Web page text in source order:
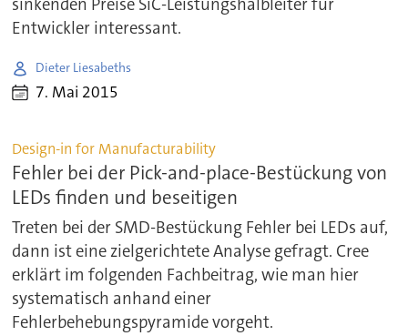
Entwickler interessant.
Dieter Liesabeths
7. Mai 2015
Design-in for Manufacturability
Fehler bei der Pick-and-place-Bestückung von
LEDs finden und beseitigen
Treten bei der SMD-Bestückung Fehler bei LEDs auf,
dann ist eine zielgerichtete Analyse gefragt. Cree
erklärt im folgenden Fachbeitrag, wie man hier
systematisch anhand einer
Fehlerbehebungspyramide vorgeht.